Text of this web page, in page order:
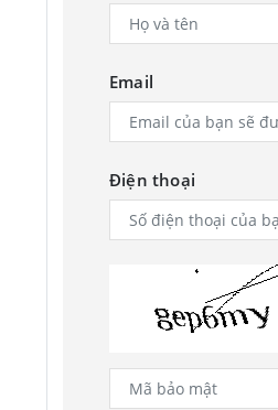
Email
Điện thoại